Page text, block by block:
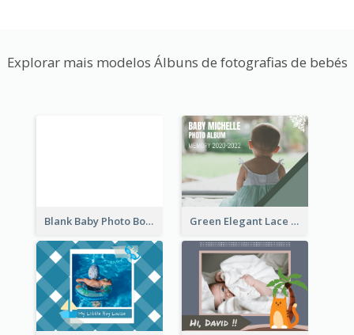
Explorar mais modelos Álbuns de fotografias de bebés
Blank Baby Photo Book Green Elegant Lace Baby Photo Book